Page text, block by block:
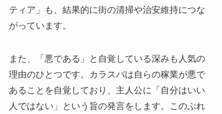
ティア」も、結果的に街の清掃や治安維持につな
がっています。
また、「悪である」と自覚している深みも人気の
理由のひとつです。カラスバは自らの稼業が悪で
あることを自覚しており、主人公に「自分はいい
人ではない」という旨の発言をします。このぶれ